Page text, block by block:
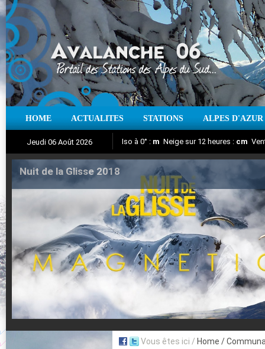
HOME ACTUALITES STATIONS ALPES D'AZUR
Jeudi 06 Août 2026
Aujourd'hui : T° Min : °C T° Max :°C
Iso à 0° : m Neige sur 12 heures : cm
Suivez en direct l'actualité des stations
Nuit de la Glisse 2018
Vous êtes ici / Home /